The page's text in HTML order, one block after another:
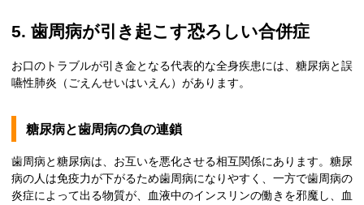
5. 歯周病が引き起こす恐ろしい合併症
お口のトラブルが引き金となる代表的な全身疾患には、糖尿病と誤
嚥性肺炎（ごえんせいはいえん）があります。
糖尿病と歯周病の負の連鎖
歯周病と糖尿病は、お互いを悪化させる相互関係にあります。糖尿
病の人は免疫力が下がるため歯周病になりやすく、一方で歯周病の
炎症によって出る物質が、血液中のインスリンの働きを邪魔し、血